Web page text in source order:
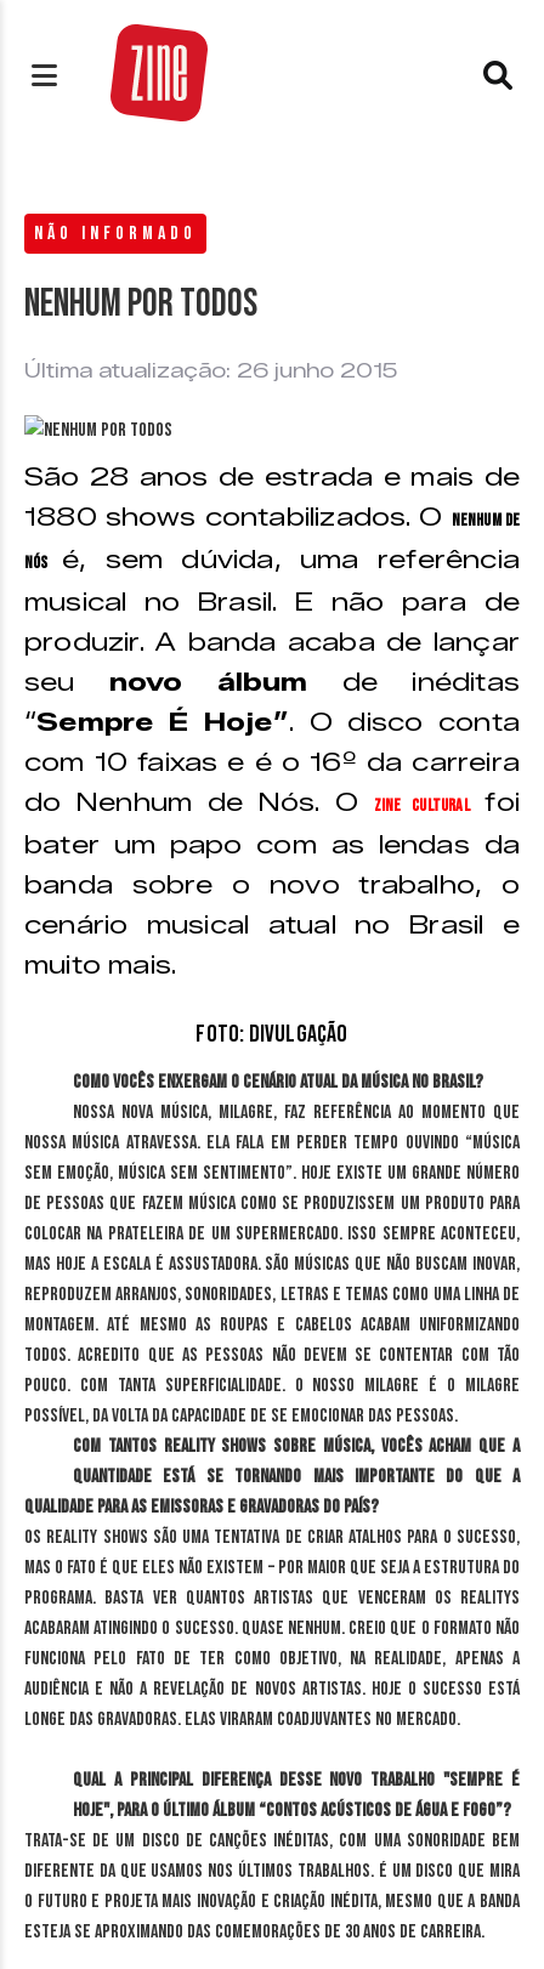
NÃO INFORMADO
Nenhum por todos
Última atualização: 26 junho 2015
São 28 anos de estrada e mais de
1880 shows contabilizados. O Nenhum de
Nós é, sem dúvida, uma referência
musical no Brasil. E não para de
produzir. A banda acaba de lançar
seu novo álbum de inéditas
“Sempre É Hoje”. O disco conta
com 10 faixas e é o 16º da carreira
do Nenhum de Nós. O
Zine Culturalfoi
bater um papo com as lendas da
banda sobre o novo trabalho, o
cenário musical atual no Brasil e
muito mais.
Foto: Divulgação
Como vocês enxergam o cenário atual da música no Brasil?
Nossa nova música, Milagre, faz referência ao momento que
nossa música atravessa. Ela fala em perder tempo ouvindo “música
sem emoção, música sem sentimento”. Hoje existe um grande número
de pessoas que fazem música como se produzissem um produto para
colocar na prateleira de um supermercado. Isso sempre aconteceu,
mas hoje a escala é assustadora. São músicas que não buscam inovar,
reproduzem arranjos, sonoridades, letras e temas como uma linha de
montagem. Até mesmo as roupas e cabelos acabam uniformizando
todos. Acredito que as pessoas não devem se contentar com tão
pouco. Com tanta superficialidade. O nosso Milagre é o milagre
possível, da volta da capacidade de se emocionar das pessoas.
Com tantos reality shows sobre música, vocês acham que a
quantidade está se tornando mais importante do que a
qualidade para as emissoras e gravadoras do país?
Os reality shows são uma tentativa de criar atalhos para o sucesso,
mas o fato é que eles não existem – por maior que seja a estrutura do
programa. Basta ver quantos artistas que venceram os realitys
acabaram atingindo o sucesso. Quase nenhum. Creio que o formato não
funciona pelo fato de ter como objetivo, na realidade, apenas a
audiência e não a revelação de novos artistas. Hoje o sucesso está
longe das gravadoras. Elas viraram coadjuvantes no mercado.
Qual a principal diferença desse novo trabalho "Sempre é
Hoje", para o último álbum “Contos Acústicos de Água e Fogo”?
Trata-se de um disco de canções inéditas, com uma sonoridade bem
diferente da que usamos nos últimos trabalhos. É um disco que mira
o futuro e projeta mais inovação e criação inédita, mesmo que a banda
esteja se aproximando das comemorações de 30 anos de carreira.